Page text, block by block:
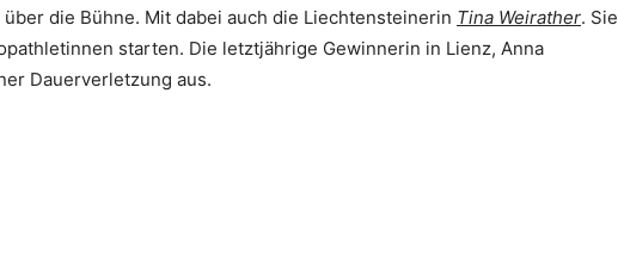
die Bühne. Mit dabei auch die Liechtensteinerin Tina Weirather. Sie
starten. Die letztjährige Gewinnerin in Lienz, Anna
Dauerverletzung aus.